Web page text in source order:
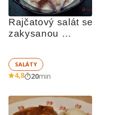
Rajčatový salát se
zakysanou
SALÁTY
4,8 20min